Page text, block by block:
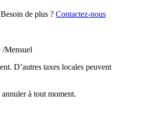
de plus ? Contactez-nous
/Mensuel
D’autres taxes locales peuvent
à tout moment.